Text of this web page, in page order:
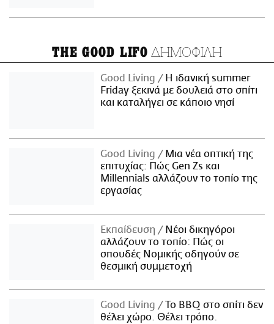
THE GOOD LIFO ΔΗΜΟΦΙΛΗ
Good Living
Η ιδανική summer
Friday ξεκινά με δουλειά στο σπίτι
και καταλήγει σε κάποιο νησί
Good Living
Μια νέα οπτική της
επιτυχίας: Πώς Gen Zs και
Millennials αλλάζουν το τοπίο της
εργασίας
Εκπαίδευση
Νέοι δικηγόροι
αλλάζουν το τοπίο: Πώς οι
σπουδές Νομικής οδηγούν σε
θεσμική συμμετοχή
Good Living
Το BBQ στο σπίτι δεν
θέλει χώρο. Θέλει τρόπο.